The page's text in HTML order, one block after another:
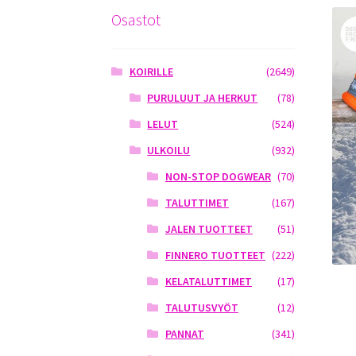
Osastot
KOIRILLE
(2649)
PURULUUT JA HERKUT
(78)
LELUT
(524)
ULKOILU
(932)
NON-STOP DOGWEAR (70)
TALUTTIMET
(167)
JALEN TUOTTEET
(51)
FINNERO TUOTTEET (222)
KELATALUTTIMET
(17)
TALUTUSVYÖT
(12)
PANNAT
(341)